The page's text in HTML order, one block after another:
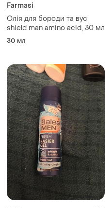
Farmasi
Олія для бороди та вус
shield man amino acid, 30 мл
30 мл